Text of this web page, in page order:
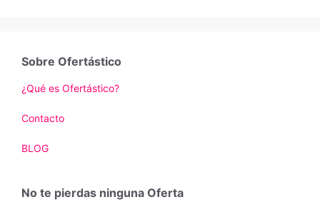
Sobre Ofertástico
¿Qué es Ofertástico?
Contacto
BLOG
No te pierdas ninguna Oferta